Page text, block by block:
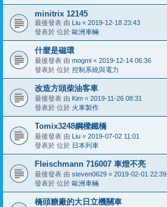
minitrix 12145
最後發表 由 Liu « 2019-12-18 23:43
發表於 位於 歐洲車輛
什麼是磁環
最後發表 由 mogmi « 2019-12-14 06:36
發表於 位於 控制系統與電力
改造方頭柴油客車
最後發表 由 Kim « 2019-11-26 08:31
發表於 位於 火車製作
Tomix3248鋼樑鐵橋
最後發表 由 Liu « 2019-07-02 11:01
發表於 位於 日本列車
Fleischmann 716007 車燈不亮
最後發表 由 steven0629 « 2019-02-01 22:39
發表於 位於 歐洲車輛
橋頭糖廠的大日立機關車